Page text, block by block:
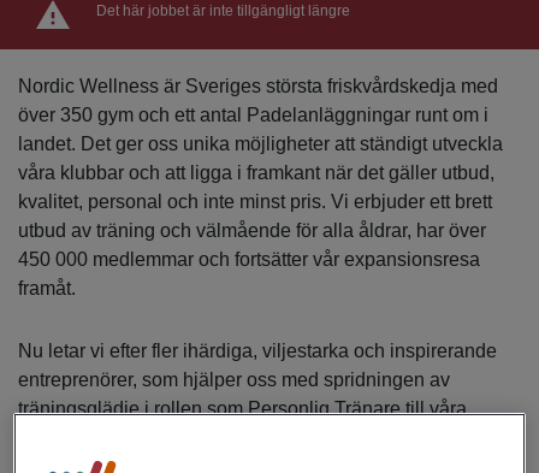
Det här jobbet är inte tillgängligt längre
Nordic Wellness är Sveriges största friskvårdskedja med
över 350 gym och ett antal Padelanläggningar runt om i
landet. Det ger oss unika möjligheter att ständigt utveckla
våra klubbar och att ligga i framkant när det gäller utbud,
kvalitet, personal och inte minst pris. Vi erbjuder ett brett
utbud av träning och välmående för alla åldrar, har över
450 000 medlemmar och fortsätter vår expansionsresa
framåt.
Nu letar vi efter fler ihärdiga, viljestarka och inspirerande
entreprenörer, som hjälper oss med spridningen av
träningsglädje i rollen som Personlig Tränare till våra